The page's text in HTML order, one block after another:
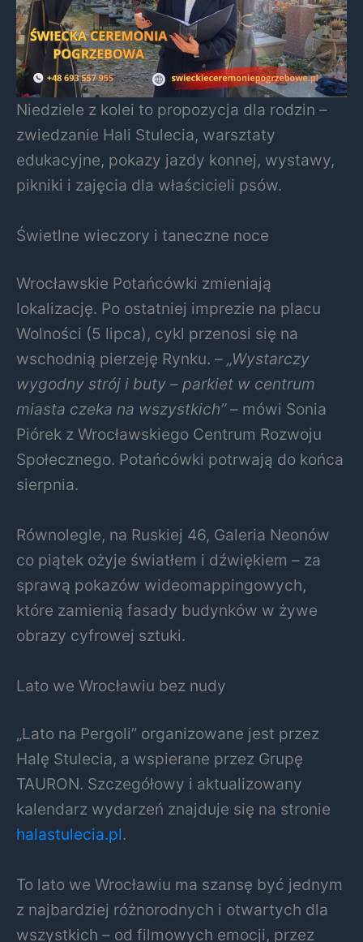
Niedziele z kolei to propozycja dla rodzin –
zwiedzanie Hali Stulecia, warsztaty
edukacyjne, pokazy jazdy konnej, wystawy,
pikniki i zajęcia dla właścicieli psów.
Świetlne wieczory i taneczne noce
Wrocławskie Potańcówki zmieniają
lokalizację. Po ostatniej imprezie na placu
Wolności (5 lipca), cykl przenosi się na
wschodnią pierzeję Rynku. – „Wystarczy
wygodny strój i buty – parkiet w centrum
miasta czeka na wszystkich”– mówi Sonia
Piórek z Wrocławskiego Centrum Rozwoju
Społecznego. Potańcówki potrwają do końca
sierpnia.
Równolegle, na Ruskiej 46, Galeria Neonów
co piątek ożyje światłem i dźwiękiem – za
sprawą pokazów wideomappingowych,
które zamienią fasady budynków w żywe
obrazy cyfrowej sztuki.
Lato we Wrocławiu bez nudy
„Lato na Pergoli” organizowane jest przez
Halę Stulecia, a wspierane przez Grupę
TAURON. Szczegółowy i aktualizowany
kalendarz wydarzeń znajduje się na stronie
halastulecia.pl.
To lato we Wrocławiu ma szansę być jednym
z najbardziej różnorodnych i otwartych dla
wszystkich – od filmowych emocji, przez